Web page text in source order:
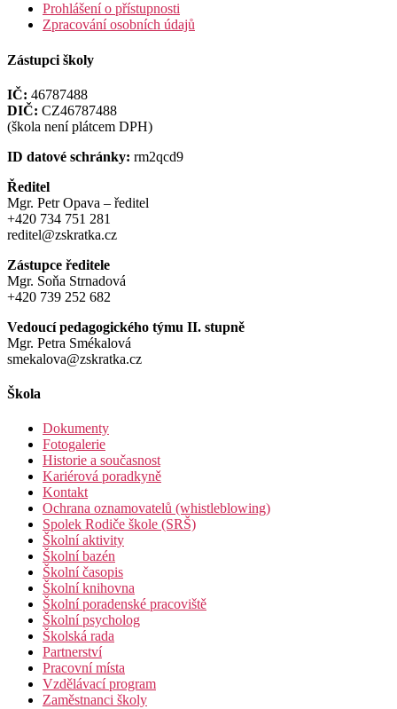
Prohlášení o přístupnosti
Zpracování osobních údajů
Zástupci školy
IČ: 46787488
DIČ: CZ46787488
(škola není plátcem DPH)
ID datové schránky: rm2qcd9
Ředitel
Mgr. Petr Opava – ředitel
+420 734 751 281
reditel@zskratka.cz
Zástupce ředitele
Mgr. Soňa Strnadová
+420 739 252 682
Vedoucí pedagogického týmu II. stupně
Mgr. Petra Smékalová
smekalova@zskratka.cz
Škola
Dokumenty
Fotogalerie
Historie a současnost
Kariérová poradkyně
Kontakt
Ochrana oznamovatelů (whistleblowing)
Spolek Rodiče škole (SRŠ)
Školní aktivity
Školní bazén
Školní časopis
Školní knihovna
Školní poradenské pracoviště
Školní psycholog
Školská rada
Partnerství
Pracovní místa
Vzdělávací program
Zaměstnanci školy